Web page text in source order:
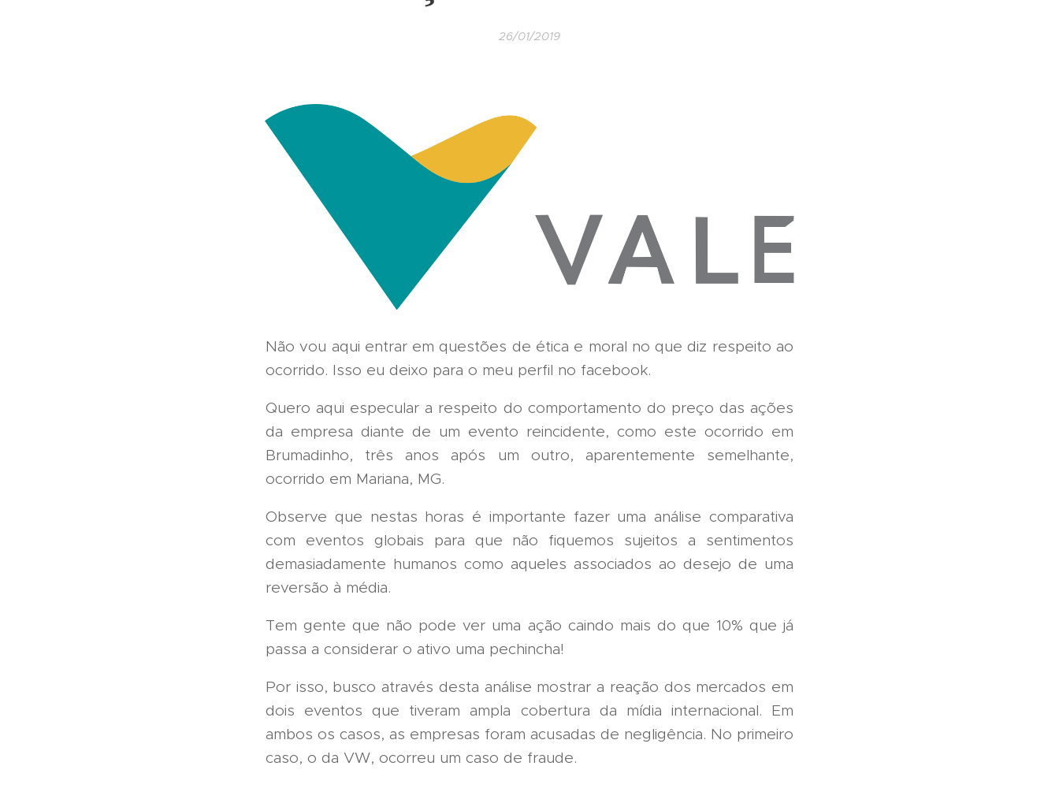
26/01/2019
Não vou aqui entrar em questões de ética e moral no que diz respeito ao
ocorrido. Isso eu deixo para o meu perfil no facebook.
Quero aqui especular a respeito do comportamento do preço das ações
da empresa diante de um evento reincidente, como este ocorrido em
Brumadinho, três anos após um outro, aparentemente semelhante,
ocorrido em Mariana, MG.
Observe que nestas horas é importante fazer uma análise comparativa
com eventos globais para que não fiquemos sujeitos a sentimentos
demasiadamente humanos como aqueles associados ao desejo de uma
reversão à média.
Tem gente que não pode ver uma ação caindo mais do que 10% que já
passa a considerar o ativo uma pechincha!
Por isso, busco através desta análise mostrar a reação dos mercados em
dois eventos que tiveram ampla cobertura da mídia internacional. Em
ambos os casos, as empresas foram acusadas de negligência. No primeiro
caso, o da VW, ocorreu um caso de fraude.